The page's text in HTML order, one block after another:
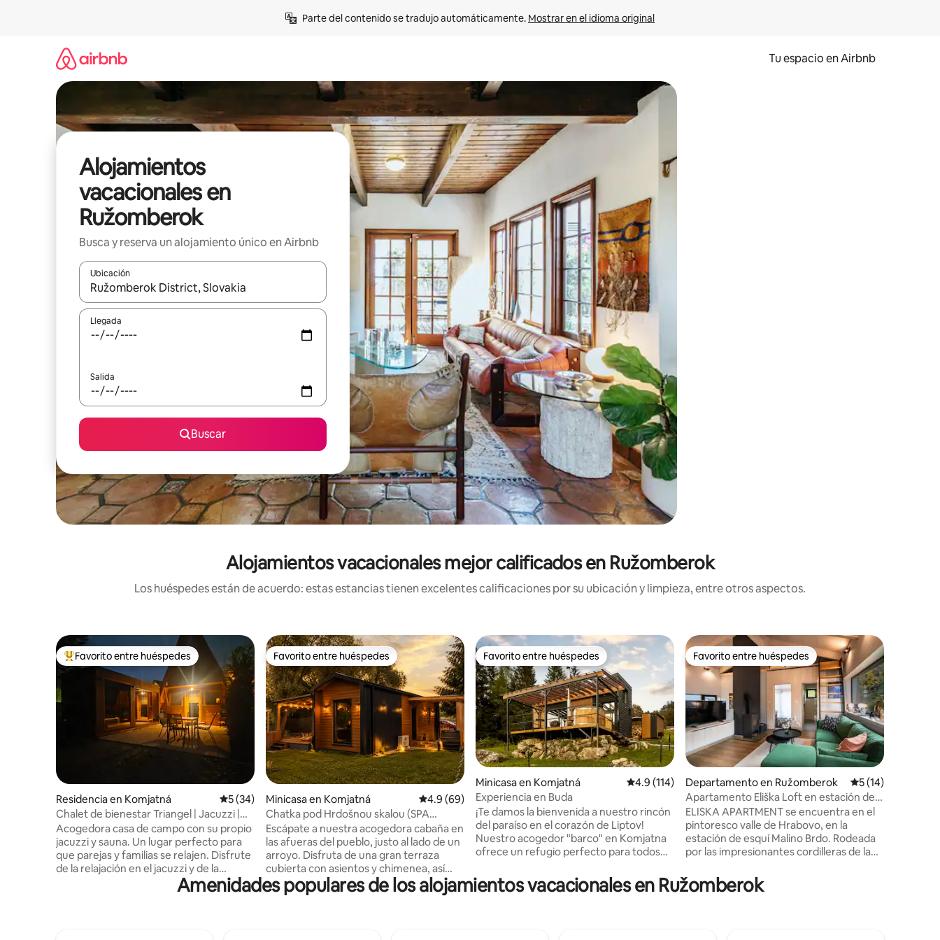
Parte del contenido se tradujo automáticamente. Mostrar en el idioma original
Tu espacio en Airbnb
Alojamientos
vacacionales en
Ružomberok
Busca y reserva un alojamiento único en Airbnb
Ubicación
Cuando los resultados estén disponibles, podrás navegar usando las teclas de las flechas hacia arriba y hacia abajo, o bien tocando y deslizando la pantalla.
Llegada
Salida
Buscar
Alojamientos vacacionales mejor calificados en Ružomberok
Los huéspedes están de acuerdo: estas estancias tienen excelentes calificaciones por su ubicación y limpieza, entre otros aspectos.
De los mejores en Favorito entre huéspedes
Favorito entre huéspedes
Residencia en Komjatná Calificación promedio: 5 de 5; 34 evaluaciones
5 (34)
Chalet de bienestar Triangel | Jacuzzi |
Sauna | Horno
Acogedora casa de campo con su propio
jacuzzi y sauna. Un lugar perfecto para
que parejas y familias se relajen. Disfrute
de la relajación en el jacuzzi y de la
tranquilidad de las montañas. Relájese en
un lugar tranquilo en Komjatná, un
Favorito entre huéspedes
Favorito entre huéspedes
Minicasa en Komjatná Calificación promedio: 4.9 de 5; 69 evaluaciones
4.9 (69)
Chatka pod Hrdošnou skalou (SPA
privado)
Escápate a nuestra acogedora cabaña en
las afueras del pueblo, justo al lado de un
arroyo. Disfruta de una gran terraza
cubierta con asientos y chimenea, así
como de una bañera al aire libre. El
interior está totalmente equipado y
Favorito entre huéspedes
Favorito entre huéspedes
Minicasa en Komjatná Calificación promedio: 4.9 de 5; 114 evaluaciones
4.9 (114)
Experiencia en Buda
¡Te damos la bienvenida a nuestro rincón
del paraíso en el corazón de Liptov!
Nuestro acogedor "barco" en Komjatna
ofrece un refugio perfecto para todos
aventura. Ubicada en el tranquilo
entorno de bosques profundos, esta
Favorito entre huéspedes
Favorito entre huéspedes
Departamento en Ružomberok Calificación
5 (14)
Apartamento Eliška Loft en estación de
esquí
ELISKA APARTMENT se encuentra en el
pintoresco valle de Hrabovo, en la
estación de esquí Malino Brdo. Rodeada
por las impresionantes cordilleras de la
ofrece numerosas rutas de senderismo,
estaciones de esquí, lagos de montaña y
Amenidades populares de los alojamientos vacacionales en Ružomberok